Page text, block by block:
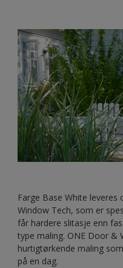
Farge Base White
Window Tech, som er
får hardere slitasje enn
type maling. ONE Door &
hurtigtørkende maling
på en dag.